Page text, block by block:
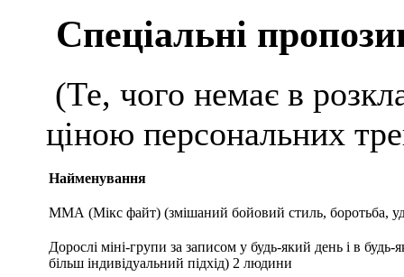
Спеціальні
(Те, чого немає в
ціною персональних
Найменування
ММА (Мікс файт) (змішаний бойовий стиль, боротьба,
Дорослі міні-групи за записом у будь-який день і в
більш індивідуальний підхід) 2 людини